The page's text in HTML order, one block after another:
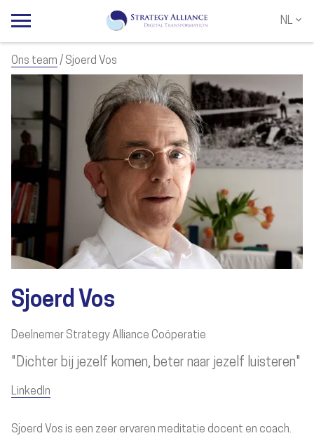
NL
Ons team / Sjoerd Vos
Sjoerd Vos
Deelnemer Strategy Alliance Coöperatie
"Dichter bij jezelf komen, beter naar jezelf luisteren"
LinkedIn
Sjoerd Vos is een zeer ervaren meditatie docent en coach.